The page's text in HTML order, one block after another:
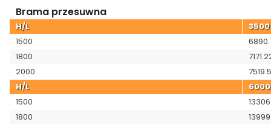
Brama przesuwna
H/L
1500
1800
2000
H/L
1500
1800